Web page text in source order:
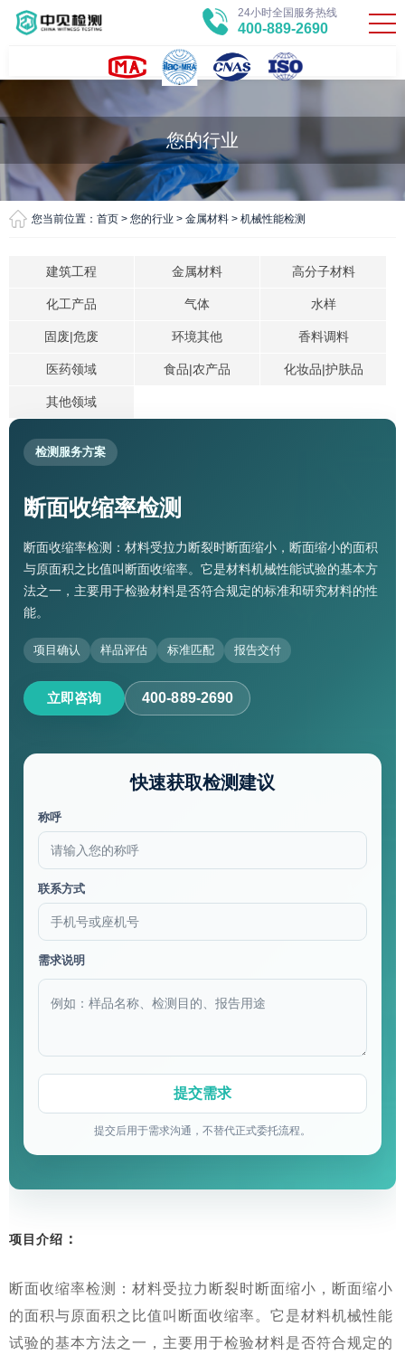
24小时全国服务热线
400-889-2690
您的行业
您当前位置： 首页 > 您的行业 > 金属材料 > 机械性能检测
建筑工程 金属材料 高分子材料
化工产品 气体 水样
固废|危废 环境其他 香料调料
医药领域 食品|农产品 化妆品|护肤品
其他领域
检测服务方案
断面收缩率检测
断面收缩率检测：材料受拉力断裂时断面缩小，断面缩小的面积
与原面积之比值叫断面收缩率。它是材料机械性能试验的基本方
法之一，主要用于检验材料是否符合规定的标准和研究材料的性
能。
项目确认 样品评估 标准匹配 报告交付
立即咨询 400-889-2690
快速获取检测建议
称呼
联系方式
需求说明
提交后用于需求沟通，不替代正式委托流程。
项目介绍 ：
断面收缩率检测：材料受拉力断裂时断面缩小，断面缩小
的面积与原面积之比值叫断面收缩率。它是材料机械性能
试验的基本方法之一，主要用于检验材料是否符合规定的